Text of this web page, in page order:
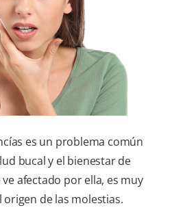
es un problema común
bucal y el bienestar de
afectado por ella, es muy
de las molestias.